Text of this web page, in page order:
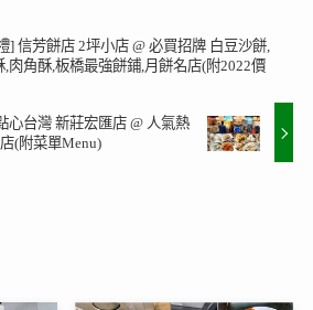
] 信芳餅店 2坪小店 @ 必買招牌 白豆沙餅,
,肉角酥,板橋最強餅鋪,月餅名店(附2022價
心台灣 新莊宏匯店 @ 人氣熱
(附菜單Menu)